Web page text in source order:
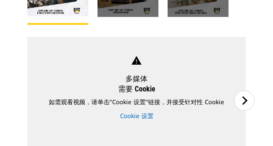
warning
多媒体
需要 Cookie
如需观看视频，请单击“Cookie 设置”链接，并接受针对性 Cookie
Cookie 设置